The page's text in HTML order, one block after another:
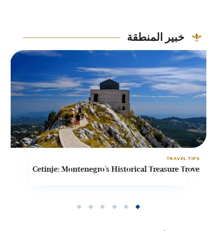
خبير المنطقة
TRAVEL TIPS
Cetinje: Montenegro's Historical Treasure Trove